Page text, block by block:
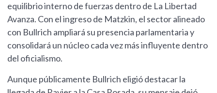
equilibrio interno de fuerzas dentro de La Libertad
Avanza. Con el ingreso de Matzkin, el sector alineado
con Bullrich ampliará su presencia parlamentaria y
consolidará un núcleo cada vez más influyente dentro
del oficialismo.
Aunque públicamente Bullrich eligió destacar la